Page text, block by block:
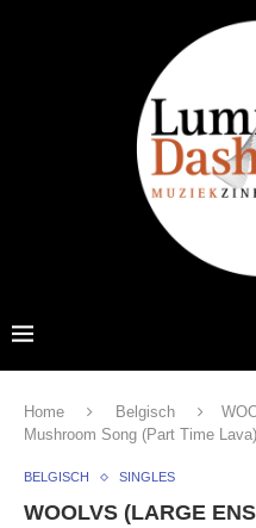
Home Belgisch
Mushroom Song (Part Time Lava)
BELGISCH SINGLES
WOOLVS (LARGE